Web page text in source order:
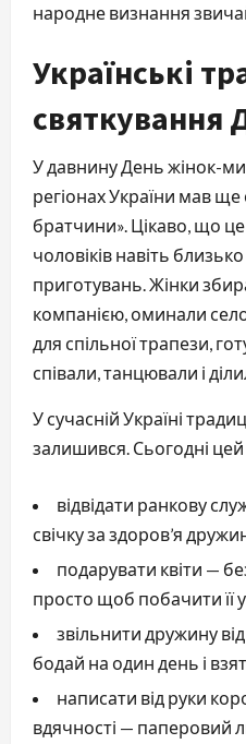
народне визнання
Українські
святкування
У давнину День жінок-
регіонах України мав
братчини». Цікаво, що
чоловіків навіть
приготувань. Жінки
компанією, оминали
для спільної трапези,
співали, танцювали і
У сучасній Україні
залишився. Сьогодні
відвідати ранкову
свічку за здоров’я
подарувати квіти —
просто щоб побачити її
звільнити дружину
бодай на один день і
написати від руки
вдячності — паперовий